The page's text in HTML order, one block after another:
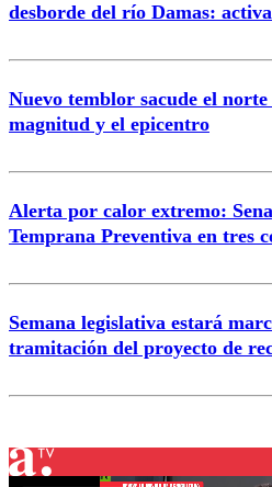
desborde del río Damas:
Nuevo temblor sacude el
magnitud y el epicentro
Alerta por calor extremo:
Temprana Preventiva en tres
Semana legislativa estará
tramitación del proyecto de